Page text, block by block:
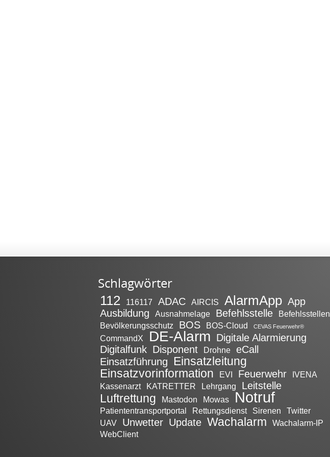
Schlagwörter
112 116117 ADAC AIRCIS AlarmApp App
Ausbildung
Ausnahmelage Befehlsstelle
Befehlsstellen
Bevölkerungsschutz
BOS BOS-Cloud CEVAS Feuerwehr®
CommandX DE-Alarm Digitale Alarmierung
Digitalfunk Disponent Drohne
eCall
Einsatzführung
Einsatzleitung
Einsatzvorinformation
EVI Feuerwehr
IVENA
Kassenarzt
KATRETTER Lehrgang Leitstelle
Luftrettung Mastodon Mowas Notruf
Patiententransportportal Rettungsdienst Sirenen
Twitter
UAV
Unwetter Update Wachalarm
Wachalarm-IP
WebClient